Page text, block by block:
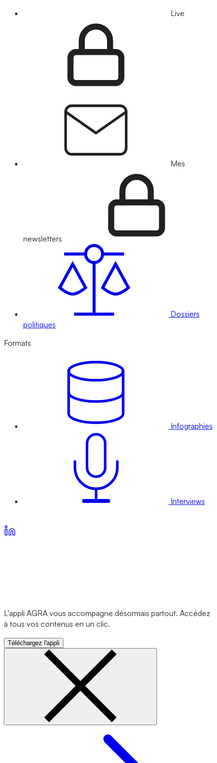
Live
Mes
newsletters
Dossiers
politiques
Formats
Infographies
Interviews
L'appli AGRA vous accompagne désormais partout. Accédez
à tous vos contenus en un clic.
Téléchargez l'appli